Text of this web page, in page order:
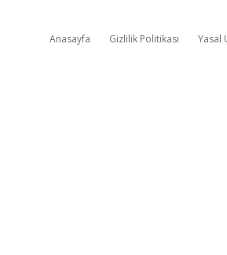
Anasayfa Gizlilik Politikası Yasal